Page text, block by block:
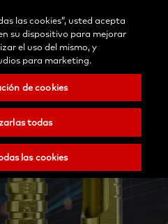
Selecciona
tu
Buscar Menu
las cookies”, usted acepta
su dispositivo para mejorar
el uso del mismo, y
para marketing.
de cookies
todas
las cookies